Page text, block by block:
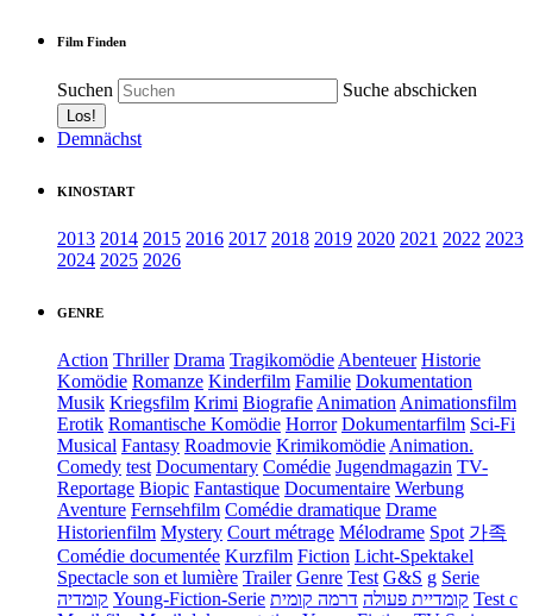
Film Finden
Suchen Suche abschicken
Demnächst
KINOSTART
2013 2014 2015 2016 2017 2018 2019 2020 2021 2022 2023
2024 2025 2026
GENRE
Action Thriller Drama Tragikomödie Abenteuer Historie
Komödie Romanze Kinderfilm Familie Dokumentation
Musik Kriegsfilm Krimi Biografie Animation Animationsfilm
Erotik Romantische Komödie Horror Dokumentarfilm Sci-Fi
Musical Fantasy Roadmovie Krimikomödie Animation.
Comedy test Documentary Comédie Jugendmagazin TV-
Reportage Biopic Fantastique Documentaire Werbung
Aventure Fernsehfilm Comédie dramatique Drame
Historienfilm Mystery Court métrage Mélodrame Spot 가족
Comédie documentée Kurzfilm Fiction Licht-Spektakel
Spectacle son et lumière Trailer Genre Test G&S g Serie
קומדיה Young-Fiction-Serie קומדיית פעולה דרמה קומית
Test c